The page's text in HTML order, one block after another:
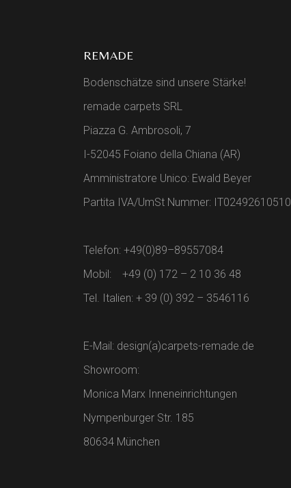
REMADE
Bodenschätze sind unsere Stärke!
remade carpets SRL
Piazza G. Ambrosoli, 7
I-52045 Foiano della Chiana (AR)
Amministratore Unico: Ewald Beyer
Partita IVA/UmSt Nummer: IT02492610510
Telefon: +49(0)89–89557084
Mobil: +49 (0) 172 – 2 10 36 48
Tel. Italien: + 39 (0) 392 – 3546116
E-Mail: design(a)carpets-remade.de
Showroom:
Monica Marx Inneneinrichtungen
Nympenburger Str. 185
80634 München